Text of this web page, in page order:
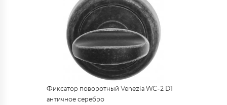
Фиксатор поворотный Venezia WC-2 D1
античное серебро